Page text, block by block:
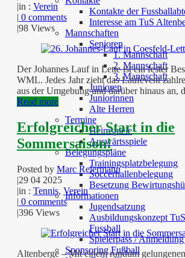
Kontakte der
Interesse am TuS
Mannschaften
Senioren
1. Mannschaft
2. Mannschaft
3. Mannschaft
Junioren
Juniorinnen
Alte Herren
Termine
Heimspiele
Auswärtsspiele
Belegungspläne
Trainingsplatzbelegung
Soccerhallenbelegung
Besetzung
Informationen
Jugendsatzung
Ausbildungskonzept
Fussball
Spielerpass /
Sponsoring Fußball
|in : Verein
| 0 comments
|98 Views
Der Johannes Lauf in Lette ist ein fester
WML. Jedes Jahr zieht das Laufevent
aus der Umgebung und darüber hinaus an,
Read more
Erfolgreicher Start in die
Sommersaison!
Posted by Marc Reiermann
|29 04 2025
|in : Tennis, Verein
| 0 comments
|396 Views
Altenberge – Mit einem rundum